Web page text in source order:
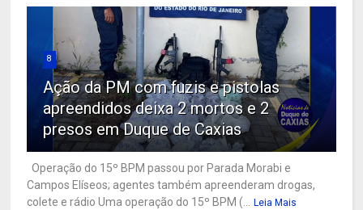
8
Ação da PM com fuzis e pistolas
apreendidos deixa 2 mortos e 2
presos em Duque de Caxias
Operação do 15º BPM passou por Parada Morabi e
Campos Elíseos; agentes também apreenderam drogas,
colete e rádio Uma operação do 15º BPM (...
Leia Mais